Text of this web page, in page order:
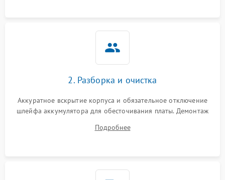
2. Разборка и очистка
Аккуратное вскрытие корпуса и обязательное отключение
шлейфа аккумулятора для обесточивания платы. Демонтаж
высохшей термопасты с кристаллов чипов.
Подробнее